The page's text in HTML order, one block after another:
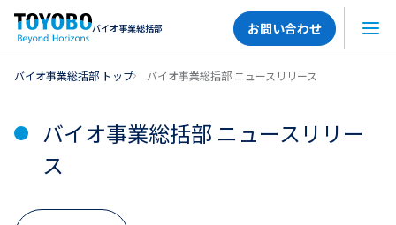
バイオ事業総括部 お問い合わせ
メ
バイオ事業総括部 トップ バイオ事業総括部 ニュースリリース
バイオ事業総括部 ニュースリリー
ス